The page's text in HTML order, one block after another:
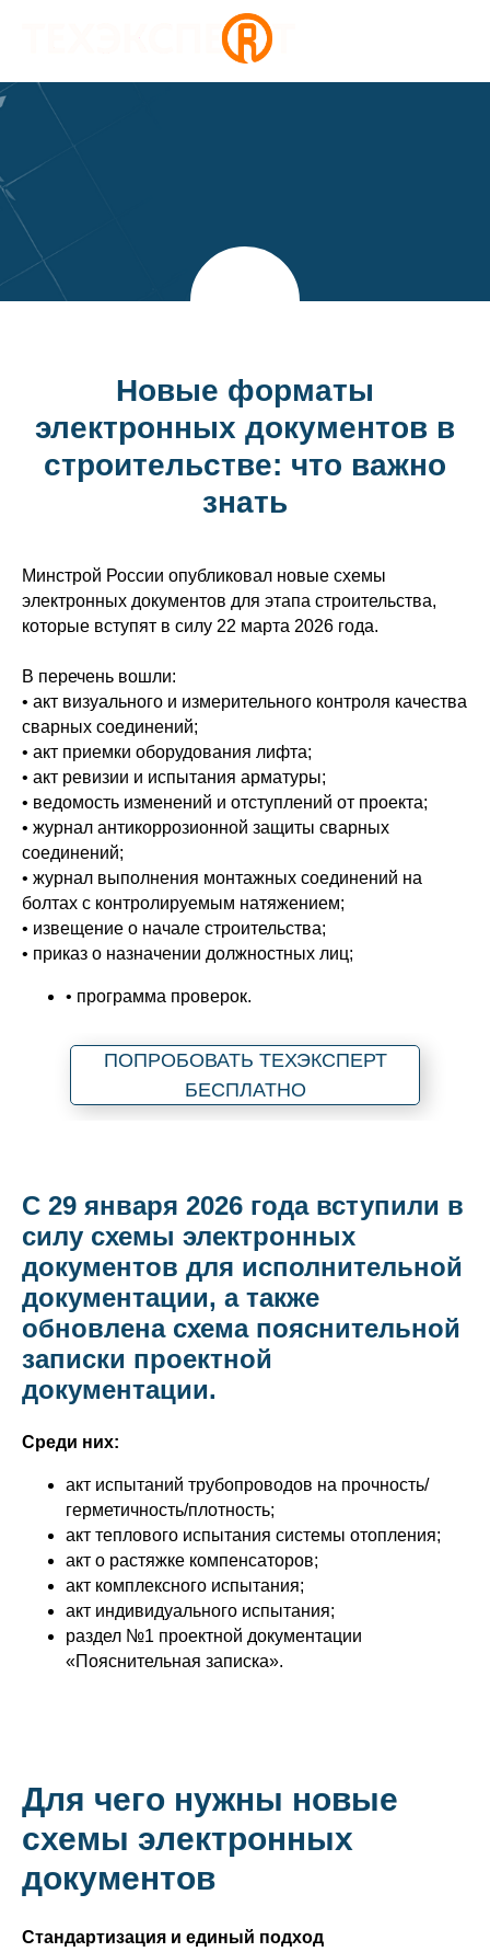
Новые форматы
электронных документов в
строительстве: что важно
знать
Минстрой России опубликовал новые схемы
электронных документов для этапа строительства,
которые вступят в силу 22 марта 2026 года.
В перечень вошли:
• акт визуального и измерительного контроля качества
сварных соединений;
• акт приемки оборудования лифта;
• акт ревизии и испытания арматуры;
• ведомость изменений и отступлений от проекта;
• журнал антикоррозионной защиты сварных
соединений;
• журнал выполнения монтажных соединений на
болтах с контролируемым натяжением;
• извещение о начале строительства;
• приказ о назначении должностных лиц;
• программа проверок.
ПОПРОБОВАТЬ ТЕХЭКСПЕРТ
БЕСПЛАТНО
С 29 января 2026 года вступили в
силу схемы электронных
документов для исполнительной
документации, а также
обновлена схема пояснительной
записки проектной
документации.
Среди них:
акт испытаний трубопроводов на прочность/
герметичность/плотность;
акт теплового испытания системы отопления;
акт о растяжке компенсаторов;
акт комплексного испытания;
акт индивидуального испытания;
раздел №1 проектной документации
«Пояснительная записка».
Для чего нужны новые
схемы электронных
документов
Стандартизация и единый подход